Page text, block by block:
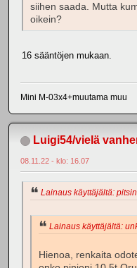
siihen saada. Mutta
oikein?
16 sääntöjen mukaan.
Mini M-03x4+muutama muu
Luigi54/vielä
08.11.22 - klo: 16.07
Lainaus käyttäjältä:
Lainaus käyttäjältä:
Hienoa, renkaita